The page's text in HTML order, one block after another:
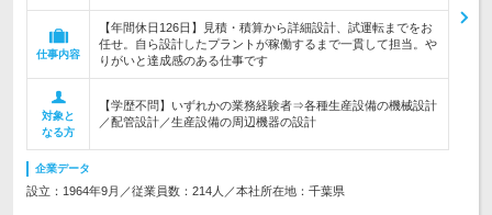
仕事内容
【年間休日126日】見積・積算から詳細設計、試運転までをお
任せ。自ら設計したプラントが稼働するまで一貫して担当。や
りがいと達成感のある仕事です
対象と
なる方
【学歴不問】いずれかの業務経験者⇒各種生産設備の機械設計
／配管設計／生産設備の周辺機器の設計
企業データ
設立：1964年9月／従業員数：214人／本社所在地：千葉県